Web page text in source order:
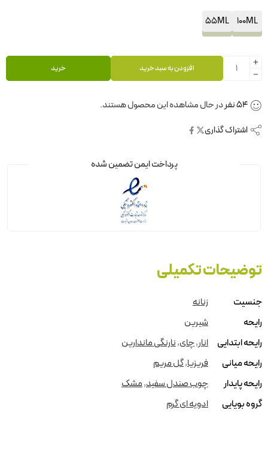
100ML
55ML
افزودن به سبد خرید خرید
54نفردر حال مشاهده این محصول هستند.
اشتراک گذاری
پرداخت ایمن تضمین شده
توضیحات تکمیلی
جنسیت
زنانه
رایحه
شیرین
رایحه ابتدایی
انار,چای,نارنگی ماندارین
رایحه میانی
فریزیا,گل مریم
رایحه پایدار
چوب صندل سفید,مشک
گروه بویایی
ادویه ای گرم